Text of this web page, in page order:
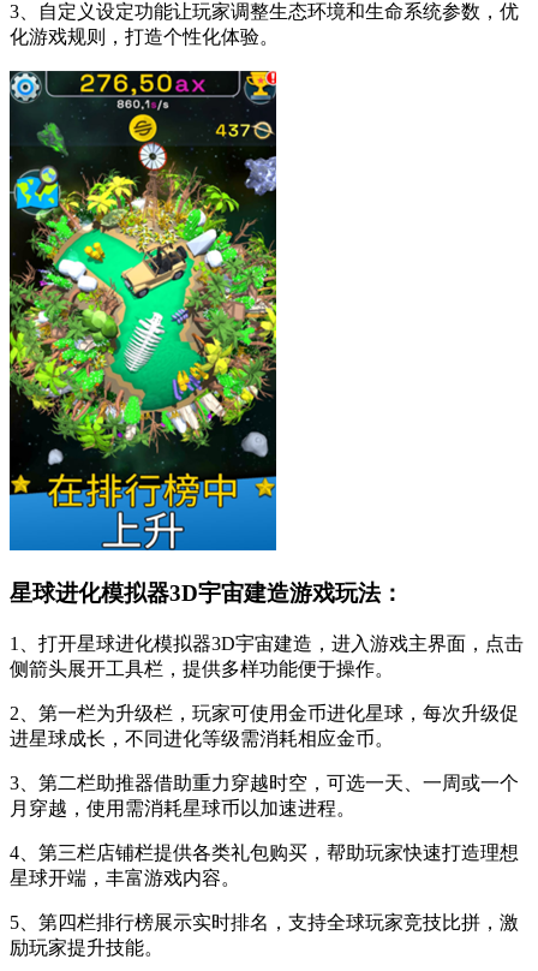
3、自定义设定功能让玩家调整生态环境和生命系统参数，优
化游戏规则，打造个性化体验。
星球进化模拟器3D宇宙建造游戏玩法：
1、打开星球进化模拟器3D宇宙建造，进入游戏主界面，点击
侧箭头展开工具栏，提供多样功能便于操作。
2、第一栏为升级栏，玩家可使用金币进化星球，每次升级促
进星球成长，不同进化等级需消耗相应金币。
3、第二栏助推器借助重力穿越时空，可选一天、一周或一个
月穿越，使用需消耗星球币以加速进程。
4、第三栏店铺栏提供各类礼包购买，帮助玩家快速打造理想
星球开端，丰富游戏内容。
5、第四栏排行榜展示实时排名，支持全球玩家竞技比拼，激
励玩家提升技能。